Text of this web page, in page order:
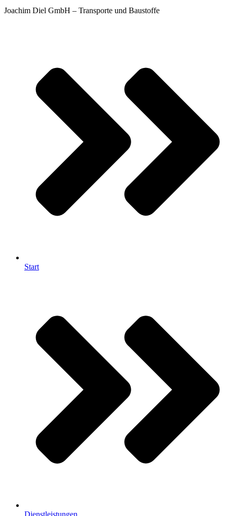
Joachim Diel GmbH – Transporte und Baustoffe
Start
Dienstleistungen